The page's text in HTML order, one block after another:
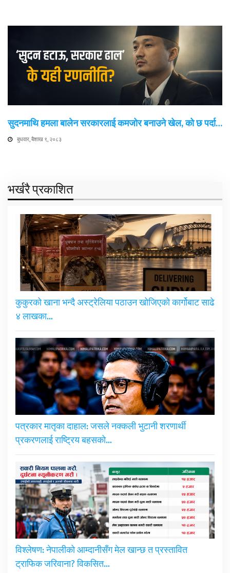
सुदनमाथि हमला बालेन सरकारलाई कमजोर बनाउने खेल, को छ पर्दा…
बुधवार, बैशाख ९, २०८३
भर्खरै प्रकाशित
कुकुरको खाना भन्दै अस्ट्रेलिया पठाउन खोजिएको कार्गोबाट साढे
४ लाखका…
पत्रकार मातृका दाहाल: जसले नक्कली भुटानी शरणार्थी
प्रकरणलाई राष्ट्रिय बहसको…
विश्लेषण: नेपालीको आम्दानीसँग मेल खान्छ त प्रस्तावित
ट्राफिक जरिवाना? विकसित…